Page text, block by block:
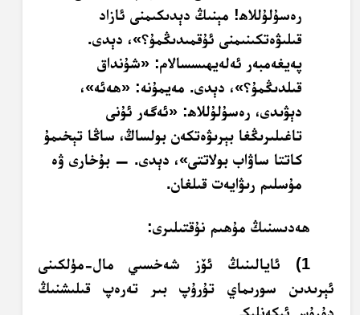
رەسۇلۇللاھ! مېنىڭ دېدىكىمنى ئازاد
قىلىۋەتكىنىمنى ئۇقمىدىڭمۇ؟»، دېدى.
پەيغەمبەر ئەلەيھىسسالام: «شۇنداق
قىلدىڭمۇ؟»، دېدى. مەيمۇنە: «ھەئە»،
دېۋىدى، رەسۇلۇللاھ: «ئەگەر ئۇنى
تاغىلىرىڭغا بېرىۋەتكەن بولساڭ، ساڭا تېخىمۇ
كاتتا ساۋاب بولاتتى»، دېدى. — بۇخارى ۋە
مۇسلىم رىۋايەت قىلغان.
ھەدىسنىڭ مۇھىم نۇقتىلىرى:
1) ئايالىنىڭ ئۆز شەخسىي مال-مۈلكىنى
ئېرىدىن سورىماي تۇرۇپ بىر تەرەپ قىلىشنىڭ